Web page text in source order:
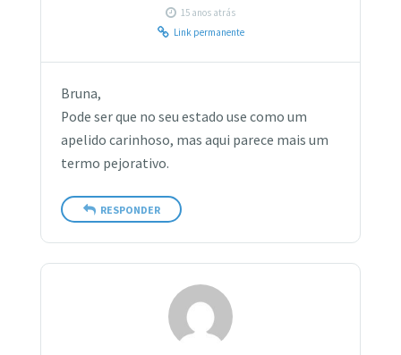
15 anos atrás
Link permanente
Bruna,
Pode ser que no seu estado use como um
apelido carinhoso, mas aqui parece mais um
termo pejorativo.
RESPONDER